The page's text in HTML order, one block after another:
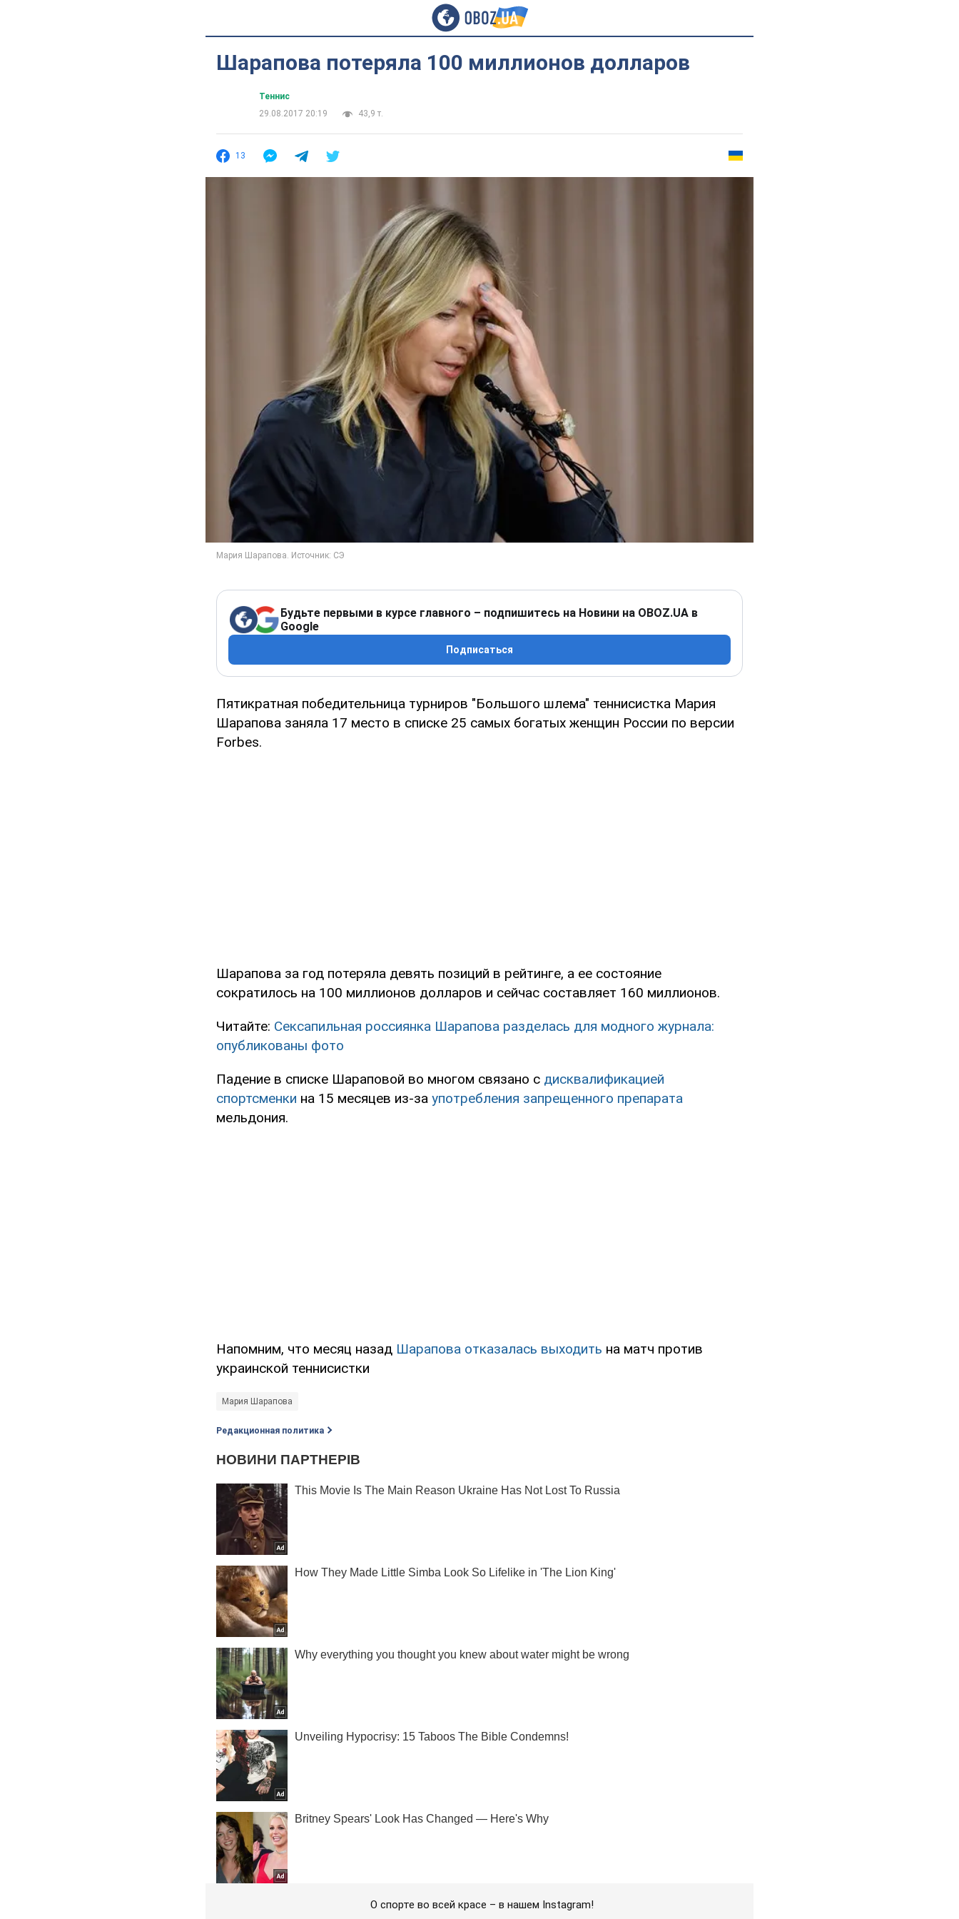
Шарапова потеряла 100 миллионов долларов
Теннис
29.08.2017 20:19
43,9 т.
13
Будьте первыми в курсе главного – подпишитесь на Новини на OBOZ.UA в
Google
Подписаться
Пятикратная победительница турниров "Большого шлема" теннисистка Мария
Шарапова заняла 17 место в списке 25 самых богатых женщин России по версии
Forbes.
Шарапова за год потеряла девять позиций в рейтинге, а ее состояние
сократилось на 100 миллионов долларов и сейчас составляет 160 миллионов.
Читайте: Сексапильная россиянка Шарапова разделась для модного журнала:
опубликованы фото
Падение в списке Шараповой во многом связано с дисквалификацией
спортсменки на 15 месяцев из-за употребления запрещенного препарата
мельдония.
Напомним, что месяц назад Шарапова отказалась выходить на матч против
украинской теннисистки
Мария Шарапова
Редакционная политика
О спорте во всей красе – в нашем Instagram!